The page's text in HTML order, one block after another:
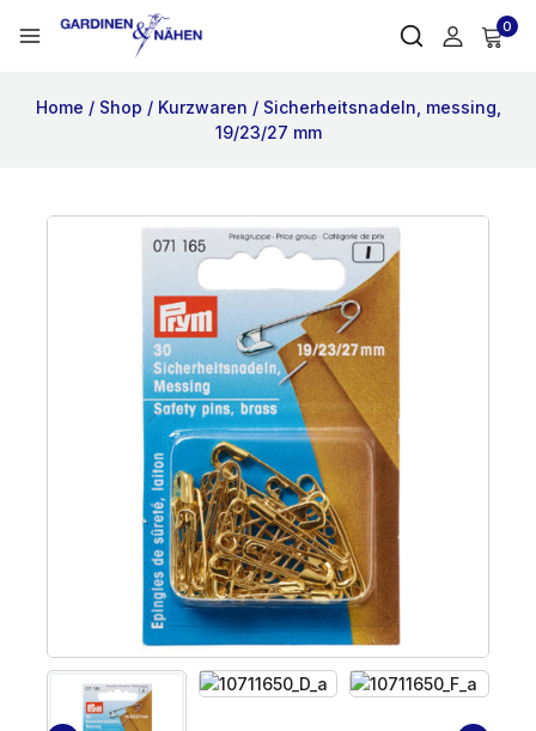
0
Home / Shop / Kurzwaren / Sicherheitsnadeln, messing,
19/23/27 mm